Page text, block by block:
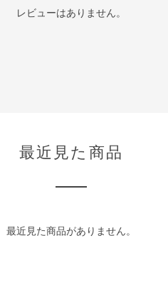
レビューはありません。
最近見た商品
最近見た商品がありません。